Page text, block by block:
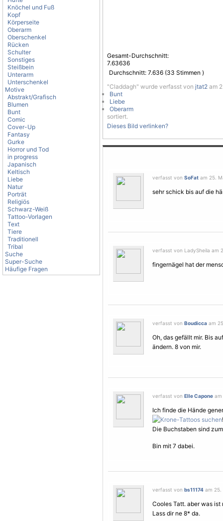
Knöchel und Fuß
Kopf
Körperseite
Oberarm
Oberschenkel
Rücken
Schulter
Sonstiges
Steißbein
Unterarm
Unterschenkel
Motive
Abstrakt/Grafisch
Blumen
Bunt
Comic
Cover-Up
Fantasy
Gurke
Horror und Tod
in progress
Japanisch
Keltisch
Liebe
Natur
Porträt
Religiös
Schwarz-Weiß
Tattoo-Vorlagen
Text
Tiere
Traditionell
Tribal
Suche
Super-Suche
Häufige Fragen
Gesamt-Durchschnitt:
7.63636
Durchschnitt: 7.636 (33 Stimmen )
"Claddagh" wurde verfasst von jtat2 am
Bunt
Liebe
Oberarm
sortiert.
Dieses Bild verlinken?
verfasst von SoFat am 25.
sehr schick bis auf die
verfasst von LadySheila am
fingernägel hat der
verfasst von Boudicca am
Oh, das gefällt mir. Bis
ändern. 8 von mir.
verfasst von Elle Capone am
Ich finde die Hände
!
Die Buchstaben sind
Bin mit 7 dabei.
verfasst von bs11174 am 25.
Cooles Tatt. aber was ist
Lass dir ne 8* da.